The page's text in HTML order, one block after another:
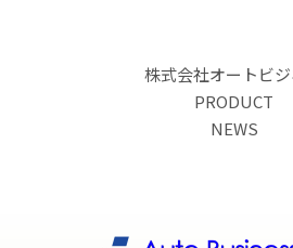
株式会社オートビ
PRODUCT
NEWS